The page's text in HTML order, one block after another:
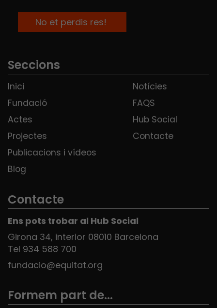
Seccions
Inici
Fundació
Actes
Projectes
Publicacions i vídeos
Blog
Notícies
FAQS
Hub Social
Contacte
Contacte
Ens pots trobar al Hub Social
Girona 34, interior 08010 Barcelona
Tel 934 588 700
fundacio@equitat.org
Formem part de...